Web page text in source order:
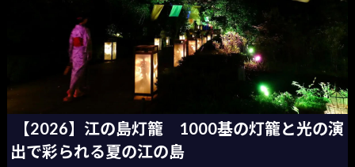
【2026】江の島灯籠 1000基の灯籠と光の演
出で彩られる夏の江の島